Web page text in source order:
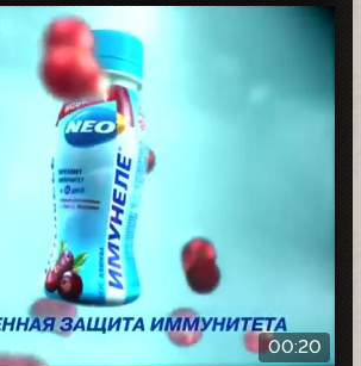
00:20